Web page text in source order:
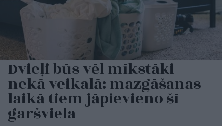
Dvieļi būs vēl mīkstāki
nekā veikalā: mazgāšanas
laikā tiem jāpievieno šī
garšviela